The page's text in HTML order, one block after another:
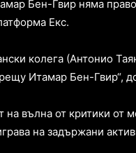
Бен-Гвир няма
Екс.
колега (Антонио
Итамар Бен-Гвир“,
на вълна от критики от
на задържани